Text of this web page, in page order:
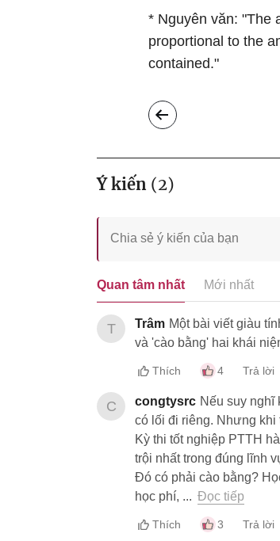
* Nguyên văn: "The
proportional to the
contained."
Ý kiến (2)
Quan tâm nhất Mới nhất
T Trâm Một bài viết giàu
và 'cào bằng' hai khái
Thích 4 Trả lời
C congtysrc Nếu suy nghĩ
có lối đi riêng. Nhưng khi
Kỳ thi tốt nghiệp PTTH
trội nhất trong đúng lĩnh
Đó có phải cào bằng?
học phí, ... Đọc tiếp
Thích 3 Trả lời